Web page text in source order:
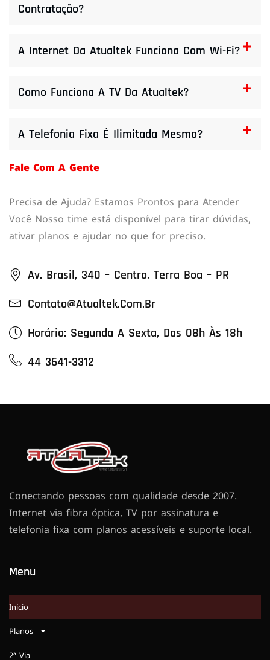
Contratação?
A Internet Da Atualtek Funciona Com Wi-Fi?
Como Funciona A TV Da Atualtek?
A Telefonia Fixa É Ilimitada Mesmo?
Fale Com A Gente
Precisa de Ajuda? Estamos Prontos para Atender
Você Nosso time está disponível para tirar dúvidas,
ativar planos e ajudar no que for preciso.
Av. Brasil, 340 – Centro, Terra Boa – PR
Contato@atualtek.com.br
Horário: Segunda A Sexta, Das 08h Às 18h
44 3641-3312
Conectando pessoas com qualidade desde 2007.
Internet via fibra óptica, TV por assinatura e
telefonia fixa com planos acessíveis e suporte local.
Menu
Início
Planos
2ª Via